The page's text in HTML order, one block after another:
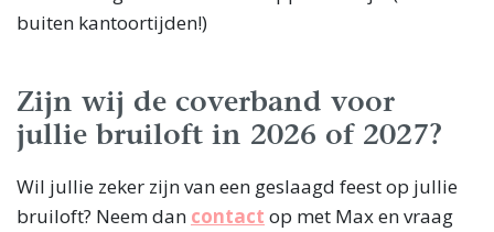
buiten kantoortijden!)
Zijn wij de coverband voor
jullie bruiloft in 2026 of 2027?
Wil jullie zeker zijn van een geslaagd feest op jullie
bruiloft? Neem dan contact op met Max en vraag